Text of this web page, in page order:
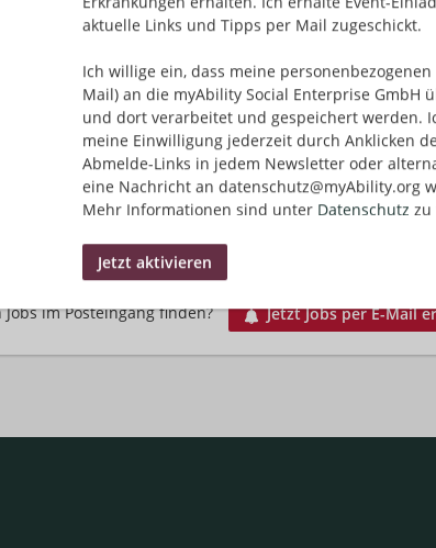
aktuelle Links und Tipps per Mail zugeschickt.
Ich willige ein, dass meine personenbezogenen
Mail) an die myAbility Social Enterprise GmbH
und dort verarbeitet und gespeichert werden.
meine Einwilligung jederzeit durch Anklicken
Abmelde-Links in jedem Newsletter oder
eine Nachricht an datenschutz@myAbility.org
Mehr Informationen sind unter Datenschutz zu
Hamm, Deutschland
Vorarbeiter Logistik (m/w/x)
10.07.2026,Arvato
Hamm, Deutschland
Einkauf/Logistik
im Posteingang finden? Jetzt Jobs per E-Mail